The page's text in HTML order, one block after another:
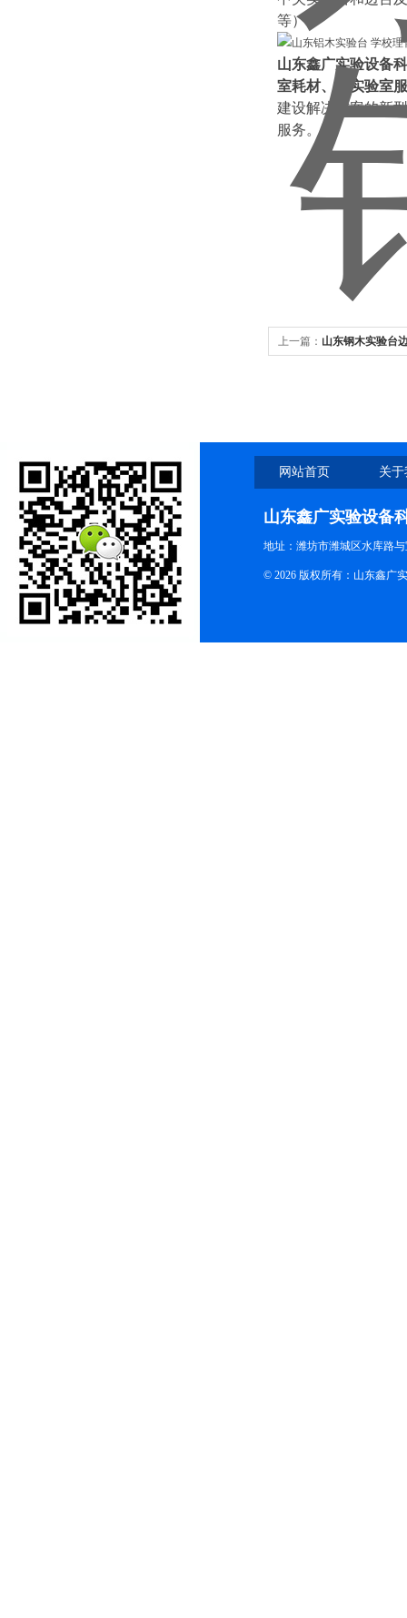
等）。
山东鑫广实验设备
室耗材、到实验室
建设解决方案的新
服务。
上一篇： 山东钢木实验台
网站首页 关
山东鑫广实验设备
地址：潍坊市潍城区水库路
© 2026 版权所有：山东鑫广